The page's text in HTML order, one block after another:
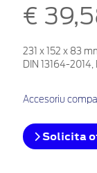
€
231 x 152 x 83
DIN 13164-2014,
Accesoriu
Solicita